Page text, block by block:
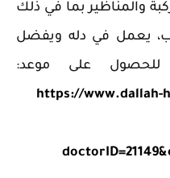
والمناظير بما في ذلك
يعمل في دله ويفضل
للحصول على موعد:
https://www.dallah-